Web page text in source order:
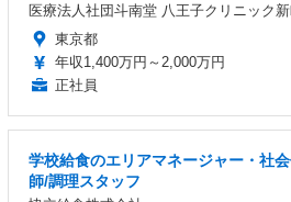
医療法人社団斗南堂 八王子クリニック
東京都
年収1,400万円～2,000万円
正社員
学校給食のエリアマネージャー・社
師/調理スタッフ